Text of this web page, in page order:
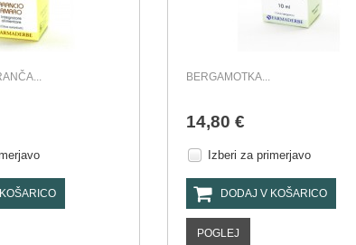
BERGAMOTKA...
14,80 €
Izberi za primerjavo
DODAJ V KOŠARICO
POGLEJ